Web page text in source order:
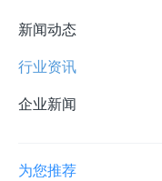
新闻动态
行业资讯
企业新闻
为您推荐